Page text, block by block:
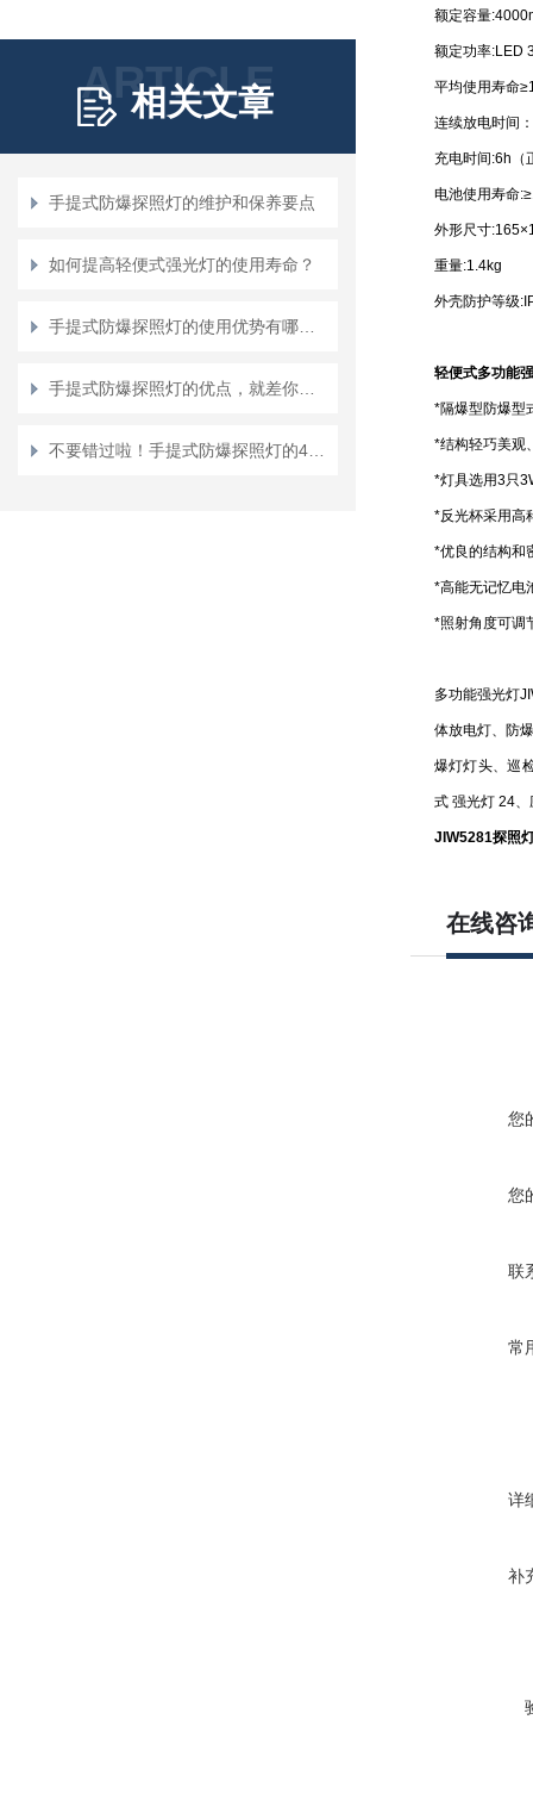
ARTICLE
相关文章
手提式防爆探照灯的维护和保养要点
如何提高轻便式强光灯的使用寿命？
额定容量
额定功率:LED
平均使用寿命
连续放电时间
充电时间:6h（
电池使用寿命
外形尺寸
重量:1.4kg
外壳防护等级
轻便式多功能
*隔爆型防爆型
*结构轻巧美观
*灯具选用3只
*反光杯采用高
*优良的结构和
*高能无记忆电
*照射角度可调
多功能强光灯
体放电灯、防
爆灯灯头、巡
式 强光灯 24
JIW5281探照
在线咨
您
您
联
常
详
补